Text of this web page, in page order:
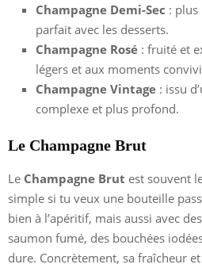
Champagne Demi-Sec :
parfait avec les desserts.
Champagne Rosé : fruité et
légers et aux moments
Champagne Vintage : issu
complexe et plus profond.
Le Champagne Brut
Le Champagne Brut est souvent
simple si tu veux une bouteille
bien à l’apéritif, mais aussi avec
saumon fumé, des bouchées
dure. Concrètement, sa fraîcheur